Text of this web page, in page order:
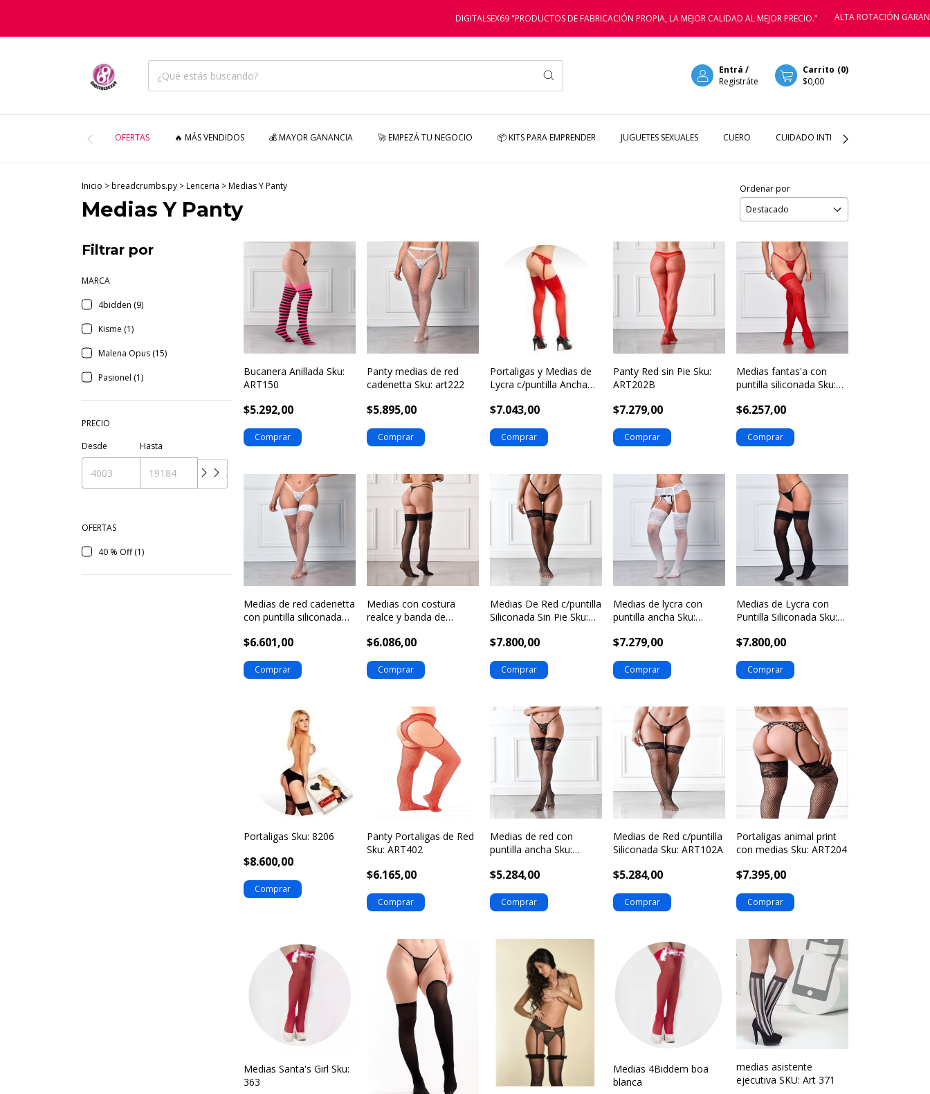
DIGITALSEX69 "PRODUCTOS DE FABRICACIÓN PROPIA, LA MEJOR CALIDAD AL MEJOR PRECIO." ALTA ROTACIÓN GARANTIZADA
Entrá /
Registráte
Carrito (0)
$0,00
OFERTAS 🔥 MÁS VENDIDOS 💰 MAYOR GANANCIA 🚀 EMPEZÁ TU NEGOCIO 📦 KITS PARA EMPRENDER JUGUETES SEXUALES CUERO CUIDADO INTIMOS
Inicio >breadcrumbs.py >Lenceria >Medias Y Panty
Medias Y Panty
Ordenar por
Filtrar por
MARCA
4bidden (9)
Kisme (1)
Malena Opus (15)
Pasionel (1)
PRECIO
Desde
Hasta
OFERTAS
40 % Off (1)
Bucanera Anillada Sku:
ART150
$5.292,00
Panty medias de red
cadenetta Sku: art222
$5.895,00
Portaligas y Medias de
Lycra c/puntilla Ancha
$7.043,00
Panty Red sin Pie Sku:
ART202B
$7.279,00
Medias fantas'a con
puntilla siliconada Sku:
$6.257,00
Medias de red cadenetta
con puntilla siliconada
$6.601,00
Medias con costura
realce y banda de
Sku: art121n
$6.086,00
Medias De Red c/puntilla
Siliconada Sin Pie Sku:
$7.800,00
Medias de lycra con
puntilla ancha Sku:
$7.279,00
Medias de Lycra con
Puntilla Siliconada Sku:
$7.800,00
Portaligas Sku: 8206
$8.600,00
Panty Portaligas de Red
Sku: ART402
$6.165,00
Medias de red con
puntilla ancha Sku:
$5.284,00
Medias de Red c/puntilla
Siliconada Sku: ART102A
$5.284,00
Portaligas animal print
con medias Sku: ART204
$7.395,00
Medias Santa's Girl Sku:
363
Medias 4Biddem boa
blanca
medias asistente
ejecutiva SKU: Art 371